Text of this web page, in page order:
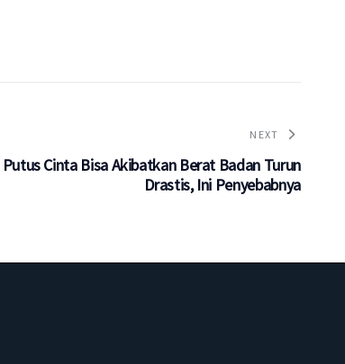
NEXT
Putus Cinta Bisa Akibatkan Berat Badan Turun
Drastis, Ini Penyebabnya